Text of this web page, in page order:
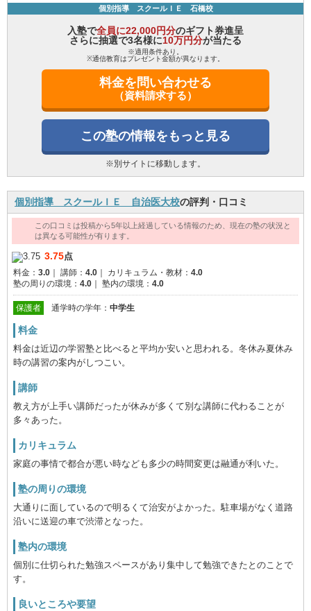
個別指導 スクールＩＥ 石橋校
入塾で全員に22,000円分のギフト券進呈
さらに抽選で3名様に10万円分が当たる
※適用条件あり。
※通信教育はプレゼント金額が異なります。
料金を問い合わせる
（資料請求する）
この塾の情報をもっと見る
※別サイトに移動します。
個別指導 スクールＩＥ 自治医大校の評判・口コミ
この口コミは投稿から5年以上経過している情報のため、現在の塾の状況と
は異なる可能性が有ります。
3.75点
料金： 3.0 講師： 4.0 カリキュラム・教材： 4.0
塾の周りの環境： 4.0 塾内の環境： 4.0
保護者 通学時の学年： 中学生
料金
料金は近辺の学習塾と比べると平均か安いと思われる。冬休み夏休み
時の講習の案内がしつこい。
講師
教え方が上手い講師だったが休みが多くて別な講師に代わることが
多々あった。
カリキュラム
家庭の事情で都合が悪い時なども多少の時間変更は融通が利いた。
塾の周りの環境
大通りに面しているので明るくて治安がよかった。駐車場がなく道路
沿いに送迎の車で渋滞となった。
塾内の環境
個別に仕切られた勉強スペースがあり集中して勉強できたとのことで
す。
良いところや要望